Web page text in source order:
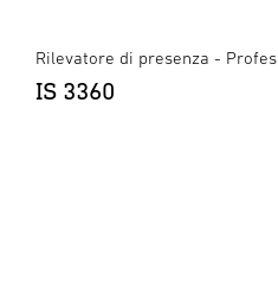
Rilevatore di presenza -
IS 3360